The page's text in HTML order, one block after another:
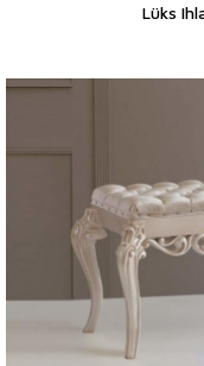
Lüks